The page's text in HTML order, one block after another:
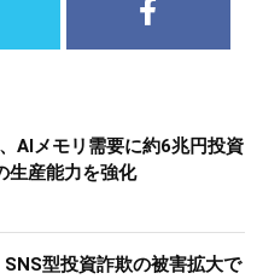
AIメモリ需要に約6兆円投資
生産能力を強化
SNS型投資詐欺の被害拡大で